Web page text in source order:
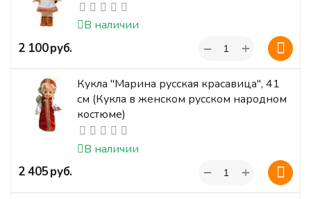
В наличии
‍2 100‍руб. +
−
Кукла "Марина русская красавица", 41
см (Кукла в женском русском народном
костюме)
В наличии
‍2 405‍руб. +
−